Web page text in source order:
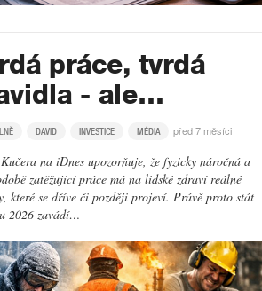
práce, tvrdá
- ale…
DAVID INVESTICE MÉDIA před 7 měsíci
na iDnes upozorňuje, že fyzicky náročná a
zatěžující práce má na lidské zdraví reálné
které se dříve či později projeví. Právě proto stát
2026 zavádí…